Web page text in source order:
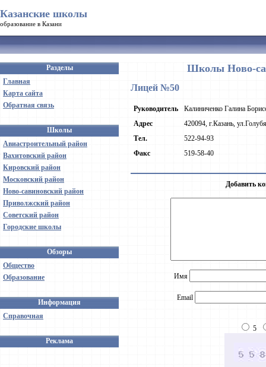
Казанские школы
образование в Казани
Разделы
Главная
Карта сайта
Обратная связь
Школы
Авиастроительный район
Вахитовский район
Кировский район
Московский район
Ново-савиновский район
Приволжский район
Советский район
Городские школы
Обзоры
Общество
Образование
Информация
Справочная
Реклама
Школы Ново-
Лицей №50
Руководитель
Калиниченко Галина
Адрес
420094, г.Казань,
Тел.
522-94-93
Факс
519-58-40
Добавить
Имя
Email
5